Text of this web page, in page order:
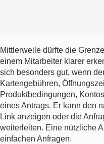
Mittlerweile dürfte die
einem Mitarbeiter klarer
sich besonders gut, wenn
Kartengebühren,
Produktbedingungen,
eines Antrags. Er kann den
Link anzeigen oder die
weiterleiten. Eine nützliche
einfachen Anfragen.